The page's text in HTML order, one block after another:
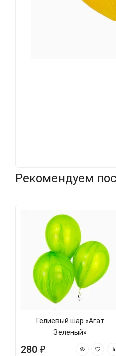
Рекомендуем
Гелиевый шар «Агат
Зеленый»
280 ₽